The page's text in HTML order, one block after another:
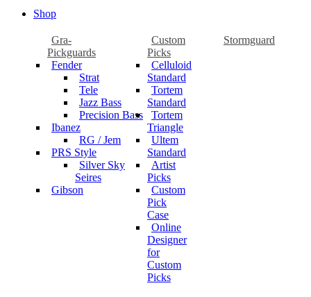
Shop
Gra-
Pickguards
Fender
Strat
Tele
Jazz Bass
Precision Bass
Ibanez
RG / Jem
PRS Style
Silver Sky
Seires
Gibson
Custom
Picks
Celluloid
Standard
Tortem
Standard
Tortem
Triangle
Ultem
Standard
Artist
Picks
Custom
Pick
Case
Online
Designer
for
Custom
Picks
Stormguard